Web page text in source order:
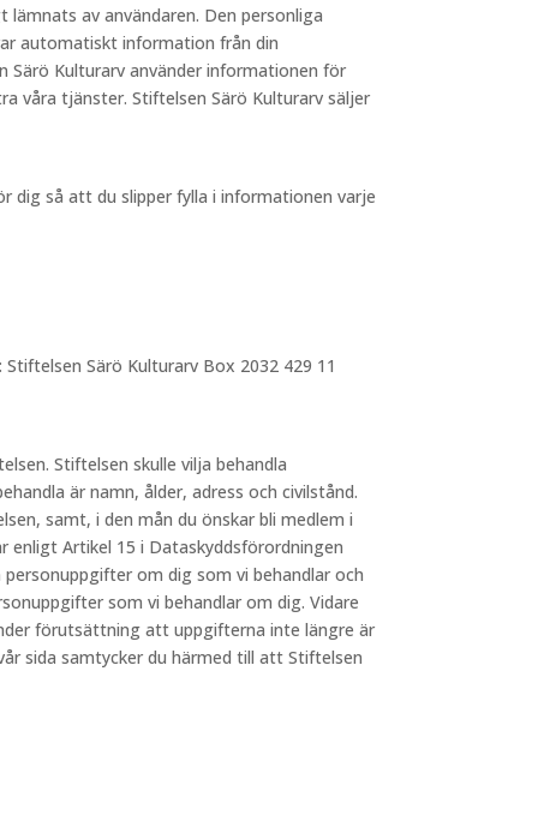
av användaren. Den personliga
automatiskt information från din
Särö Kulturarv använder informationen för
våra tjänster. Stiftelsen Särö Kulturarv säljer
dig så att du slipper fylla i informationen varje
Särö Kulturarv Box 2032 429 11
Stiftelsen skulle vilja behandla
är namn, ålder, adress och civilstånd.
samt, i den mån du önskar bli medlem i
enligt Artikel 15 i Dataskyddsförordningen
om dig som vi behandlar och
som vi behandlar om dig. Vidare
förutsättning att uppgifterna inte längre är
sida samtycker du härmed till att Stiftelsen